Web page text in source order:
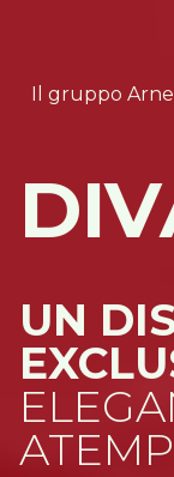
Il gruppo
UN